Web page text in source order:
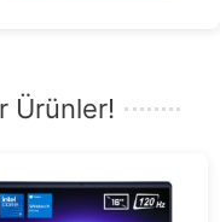
Ürünler!